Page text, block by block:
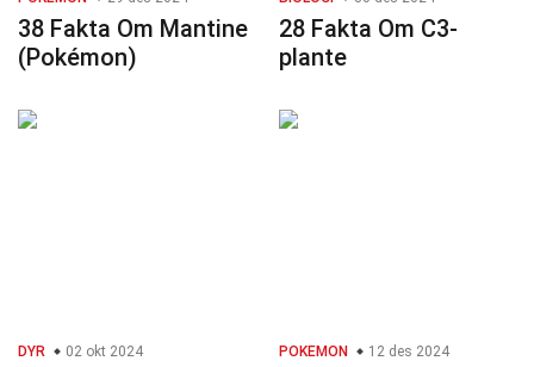
38 Fakta Om Mantine
(Pokémon)
28 Fakta Om C3-
plante
DYR 02 okt 2024 POKEMON 12 des 2024